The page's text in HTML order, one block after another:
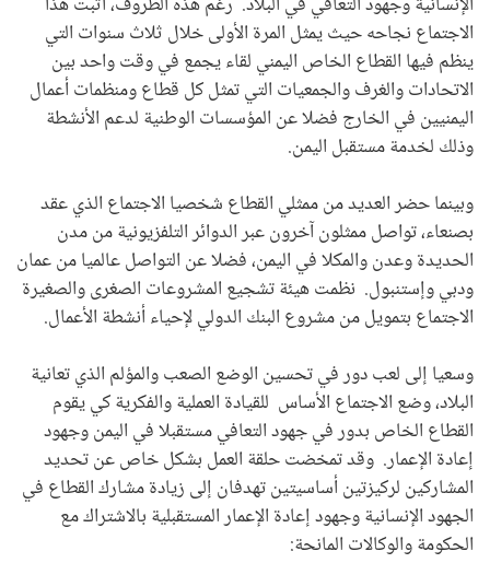
الاجتماع نجاحه حيث يمثل المرة الأولى خلال ثلاث سنوات التي
ينظم فيها القطاع الخاص اليمني لقاء يجمع في وقت واحد بين
الاتحادات والغرف والجمعيات التي تمثل كل قطاع ومنظمات أعمال
اليمنيين في الخارج فضلا عن المؤسسات الوطنية لدعم الأنشطة
وذلك لخدمة مستقبل اليمن.
وبينما حضر العديد من ممثلي القطاع شخصيا الاجتماع الذي عقد
بصنعاء، تواصل ممثلون آخرون عبر الدوائر التلفزيونية من مدن
الحديدة وعدن والمكلا في اليمن، فضلا عن التواصل عالميا من عمان
ودبي وإستنبول. نظمت هيئة تشجيع المشروعات الصغرى والصغيرة
الاجتماع بتمويل من مشروع البنك الدولي لإحياء أنشطة الأعمال.
وسعيا إلى لعب دور في تحسين الوضع الصعب والمؤلم الذي تعانية
البلاد، وضع الاجتماع الأساس للقيادة العملية والفكرية كي يقوم
القطاع الخاص بدور في جهود التعافي مستقبلا في اليمن وجهود
إعادة الإعمار. وقد تمخضت حلقة العمل بشكل خاص عن تحديد
المشاركين لركيزتين أساسيتين تهدفان إلى زيادة مشارك القطاع في
الجهود الإنسانية وجهود إعادة الإعمار المستقبلية بالاشتراك مع
الحكومة والوكالات المانحة: